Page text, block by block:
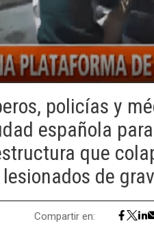
policías y
española
que
lesionados de
Compartir en: